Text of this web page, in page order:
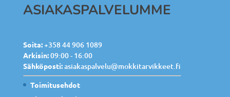
ASIAKASPALVELUMME
Soita:+358 44 906 1089
Arkisin:09:00 - 16:00
Sähköposti:asiakaspalvelu@mokkitarvikkeet.fi
Toimitusehdot